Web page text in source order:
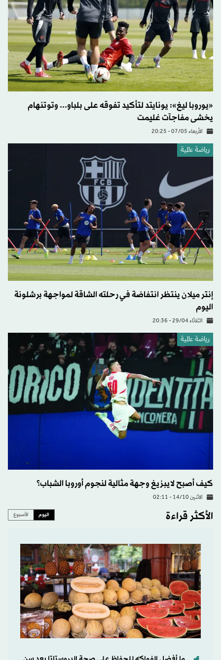
«يوروبا ليغ»: يونايتد لتأكيد تفوقه على بلباو... وتوتنهام
يخشى مفاجآت غليمت
الأربعاء 07/05 - 20:25
رياضة عالمية
إنتر ميلان ينتظر انتفاضة في رحلته الشاقة لمواجهة برشلونة
اليوم
الثلاثاء 29/04 - 20:36
رياضة عالمية
كيف أصبح لايبزيغ وجهة مثالية لنجوم أوروبا الشباب؟
الاثنين 14/10 - 02:11
الأكثر قراءة اليوم الأسبوع